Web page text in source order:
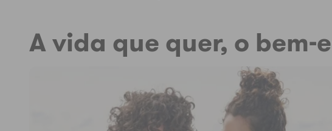
A vida que quer, o bem-